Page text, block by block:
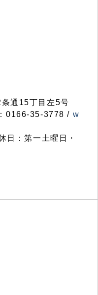
通15丁目左5号
0166-35-3778 / w
日：第一土曜日・